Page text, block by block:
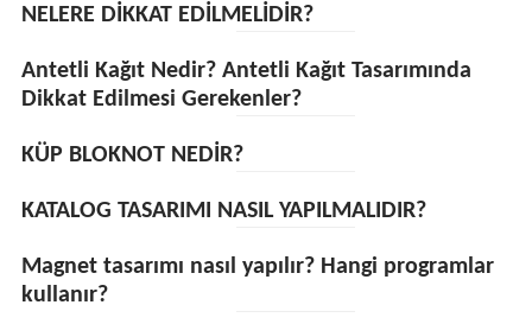
NELERE DİKKAT EDİLMELİDİR?
Antetli Kağıt Nedir? Antetli Kağıt Tasarımında
Dikkat Edilmesi Gerekenler?
KÜP BLOKNOT NEDİR?
KATALOG TASARIMI NASIL YAPILMALIDIR?
Magnet tasarımı nasıl yapılır? Hangi programlar
kullanır?